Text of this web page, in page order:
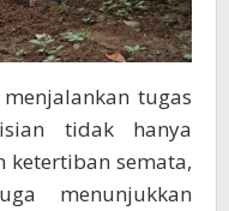
tugas
tidak hanya
ketertiban semata,
menunjukkan